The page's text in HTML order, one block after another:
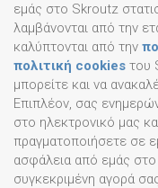
εμάς στο Skroutz
λαμβάνονται από την
καλύπτονται από την
πολιτική cookies του
μπορείτε και να
Επιπλέον, σας
στο ηλεκτρονικό μας
πραγματοποιήσετε σε
ασφάλεια από εμάς
συγκεκριμένη αγορά